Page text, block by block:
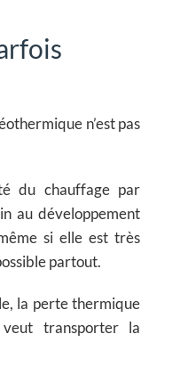
n’est pas
du chauffage par
au développement
si elle est très
partout.
la perte thermique
transporter la